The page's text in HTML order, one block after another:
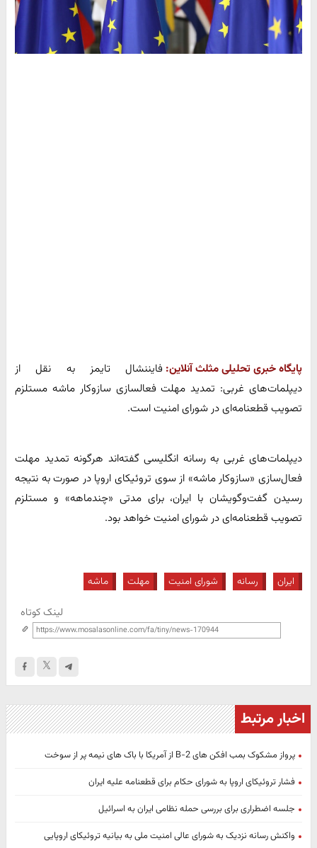
پایگاه خبری تحلیلی مثلث آنلاین: فایننشال تایمز به نقل از
دیپلمات‌های غربی: تمدید مهلت فعالسازی سازوکار ماشه مستلزم
تصویب قطعنامه‌ای در شورای امنیت است.
دیپلمات‌های غربی به رسانه انگلیسی گفته‌اند هرگونه تمدید مهلت
فعال‌سازی «سازوکار ماشه» از سوی تروئیکای اروپا در صورت به نتیجه
رسیدن گفت‌وگویشان با ایران، برای مدتی «چندماهه» و مستلزم
تصویب قطعنامه‌ای در شورای امنیت خواهد بود.
ایران رسانه شورای امنیت مهلت ماشه
لینک کوتاه
اخبار مرتبط
پرواز مشکوک بمب افکن های B-2 از آمریکا با باک های نیمه پر از سوخت
فشار تروئیکای اروپا به شورای حکام برای قطعنامه علیه ایران
جلسه اضطراری برای بررسی حمله نظامی ایران به اسرائیل
واکنش رسانه نزدیک به شورای عالی امنیت ملی به بیانیه تروئیکای اروپایی